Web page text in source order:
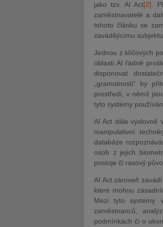
jako tzv. AI Act[2] .
zaměstnavatelé a
tohoto článku se
zavádějícímu subjektu
Jednou z klíčových
oblasti AI řádně
disponovat
„gramotnosti“ by
prostředí, v němž
tyto systémy
AI Act dále výslovně
manipulativní
databáze
osob z jejich
postoje či rasový
AI Act zároveň
které mohou
Mezi tyto systémy
zaměstnanců,
podmínkách či o